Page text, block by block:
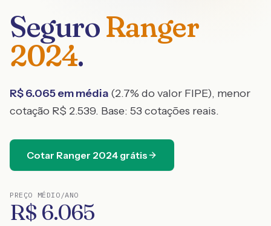
SeguroRanger
2024.
R$6.065em média (2.7% do valor FIPE), menor
cotação R$ 2.539. Base: 53 cotações reais.
Cotar Ranger 2024 grátis
PREÇO MÉDIO/ANO
R$ 6.065